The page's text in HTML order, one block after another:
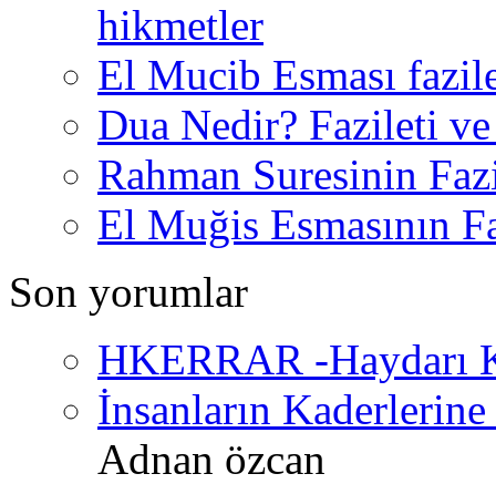
hikmetler
El Mucib Esması
Dua Nedir? Fazileti
Rahman Suresinin
El Muğis Esmasının
Son yorumlar
HKERRAR -Haydarı
İnsanların
Adnan özcan